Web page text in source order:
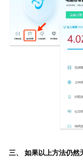
三、 如果以上方法仍然